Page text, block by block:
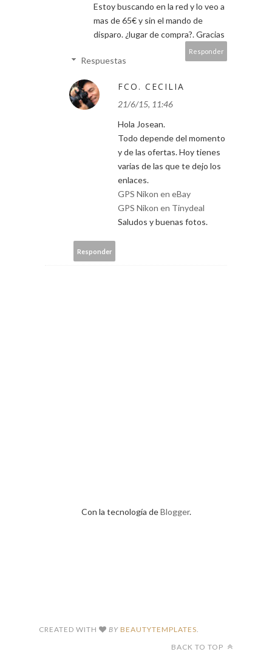
Estoy buscando en la red y lo veo a
mas de 65€ y sin el mando de
disparo. ¿lugar de compra?. Gracias
Responder
Respuestas
FCO. CECILIA
21/6/15, 11:46
Hola Josean.
Todo depende del momento
y de las ofertas. Hoy tienes
varias de las que te dejo los
enlaces.
GPS Nikon en eBay
GPS Nikon en Tinydeal
Saludos y buenas fotos.
Responder
Con la tecnología deBlogger.
CREATED WITH BY BEAUTYTEMPLATES.
BACK TO TOP